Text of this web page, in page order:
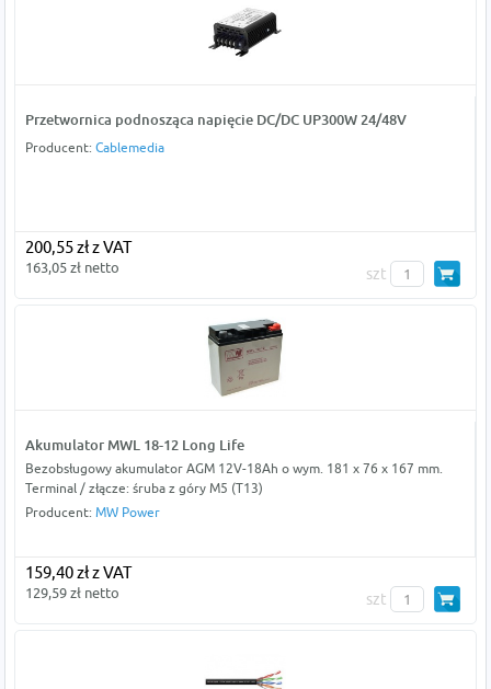
Przetwornica podnosząca napięcie DC/DC UP300W 24/48V
Producent: Cablemedia
200,55 zł z VAT
163,05 zł netto szt
Akumulator MWL 18-12 Long Life
Bezobsługowy akumulator AGM 12V-18Ah o wym. 181 x 76 x 167 mm.
Terminal / złącze: śruba z góry M5 (T13)
Producent: MW Power
159,40 zł z VAT
129,59 zł netto szt